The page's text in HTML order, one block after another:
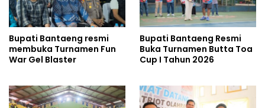
Bupati Bantaeng resmi
membuka Turnamen Fun
War Gel Blaster
Bupati Bantaeng Resmi
Buka Turnamen Butta Toa
Cup I Tahun 2026